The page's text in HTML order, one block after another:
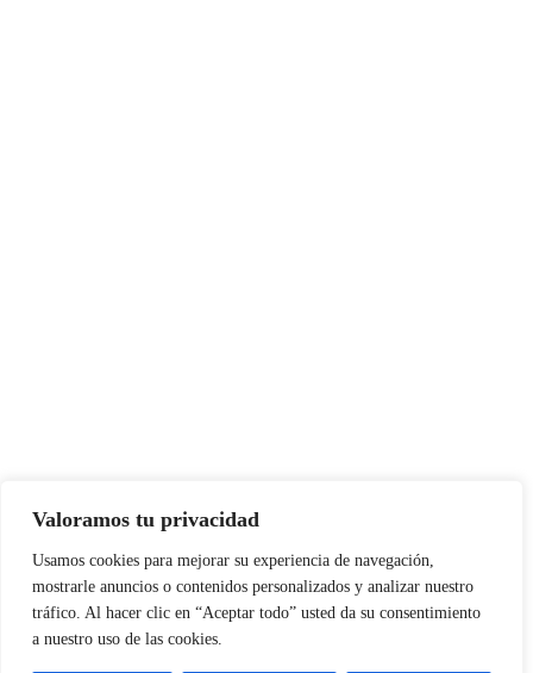
Valoramos tu privacidad
Usamos cookies para mejorar su experiencia de navegación,
mostrarle anuncios o contenidos personalizados y analizar nuestro
tráfico. Al hacer clic en “Aceptar todo” usted da su consentimiento
a nuestro uso de las cookies.